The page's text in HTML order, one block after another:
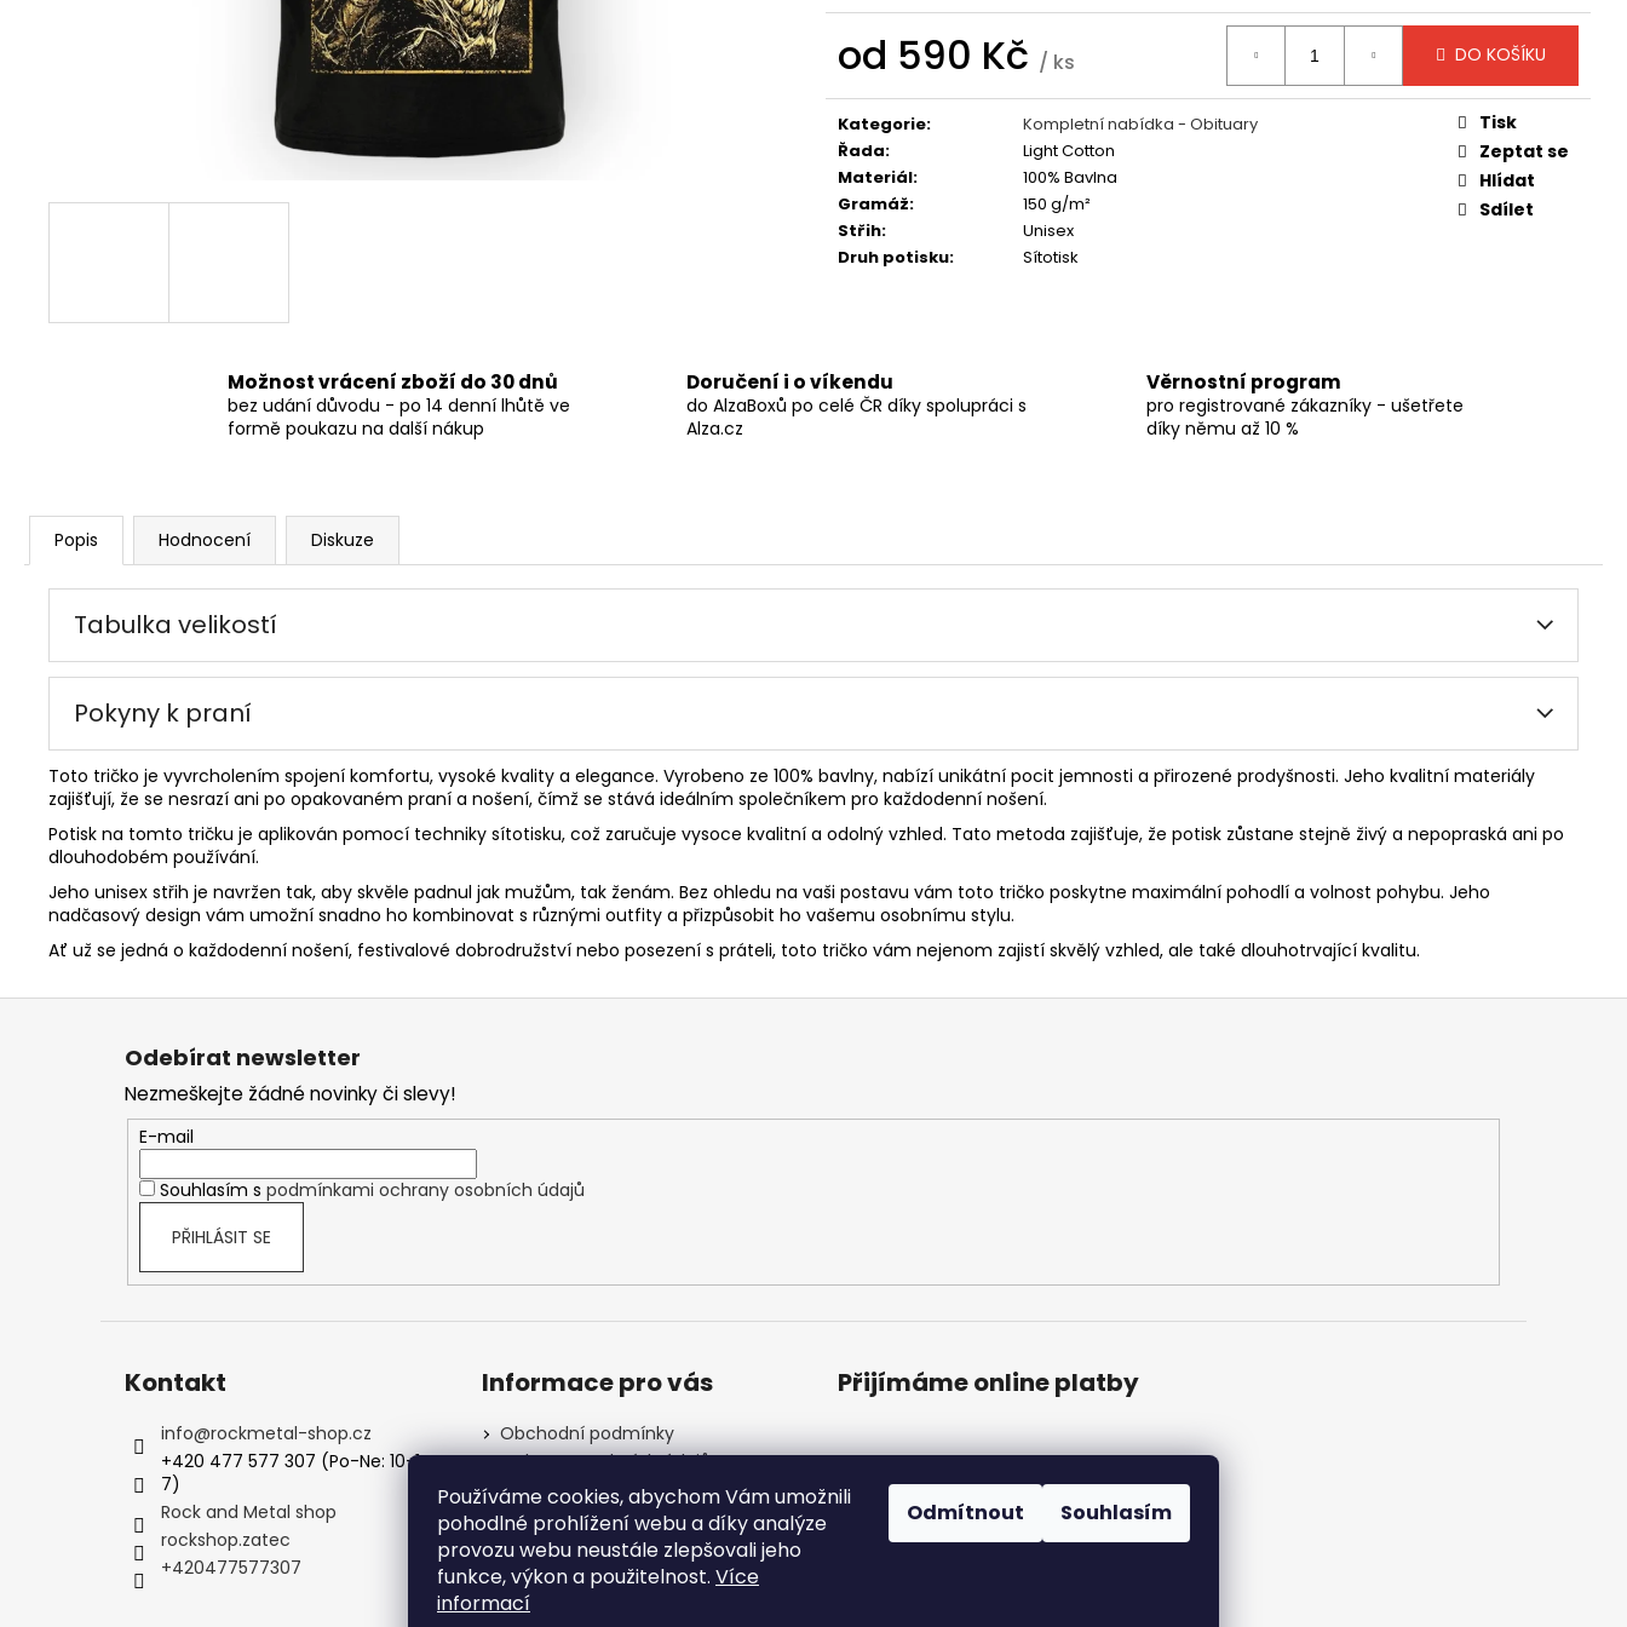
Používáme cookies, abychom Vám umožnili
pohodlné prohlížení webu a díky analýze
provozu webu neustále zlepšovali jeho
funkce, výkon a použitelnost. Více
informací
Odmítnout Souhlasím
od 590 Kč / ks
cena:
DO KOŠÍKU
Kategorie:
Kompletní nabídka - Obituary
Řada:
Light Cotton
Materiál:
100% Bavlna
Gramáž:
150 g/m²
Střih:
Unisex
Druh potisku: Sítotisk
Tisk
Zeptat se
Hlídat
Sdílet
Možnost vrácení zboží do 30 dnů
bez udání důvodu - po 14 denní lhůtě ve
formě poukazu na další nákup
Doručení i o víkendu
do AlzaBoxů po celé ČR díky spolupráci s
Alza.cz
Věrnostní program
pro registrované zákazníky - ušetřete
díky němu až 10 %
Popis Hodnocení Diskuze
Tabulka velikostí
Pokyny k praní
Toto tričko je vyvrcholením spojení komfortu, vysoké kvality a elegance. Vyrobeno ze 100% bavlny, nabízí unikátní pocit jemnosti a přirozené prodyšnosti. Jeho kvalitní materiály
zajišťují, že se nesrazí ani po opakovaném praní a nošení, čímž se stává ideálním společníkem pro každodenní nošení.
Potisk na tomto tričku je aplikován pomocí techniky sítotisku, což zaručuje vysoce kvalitní a odolný vzhled. Tato metoda zajišťuje, že potisk zůstane stejně živý a nepopraská ani po
dlouhodobém používání.
Jeho unisex střih je navržen tak, aby skvěle padnul jak mužům, tak ženám. Bez ohledu na vaši postavu vám toto tričko poskytne maximální pohodlí a volnost pohybu. Jeho
nadčasový design vám umožní snadno ho kombinovat s různými outfity a přizpůsobit ho vašemu osobnímu stylu.
Ať už se jedná o každodenní nošení, festivalové dobrodružství nebo posezení s práteli, toto tričko vám nejenom zajistí skvělý vzhled, ale také dlouhotrvající kvalitu.
590 Kč
490 Kč
Z
Odebírat newsletter
Nezmeškejte žádné novinky či slevy!
E-mail
Souhlasím s podmínkami ochrany osobních údajů
PŘIHLÁSIT SE
Kontakt
info@rockmetal-shop.cz
+420 477 577 307 (Po-Ne: 10-1
7)
Rock and Metal shop
rockshop.zatec
+420477577307
Informace pro vás
Obchodní podmínky
Ochrana osobních údajů
Podmínky věrnostního programu
Kalendář akcí
FAQ - Nejčastější dotazy
Kontakty
Přijímáme online platby